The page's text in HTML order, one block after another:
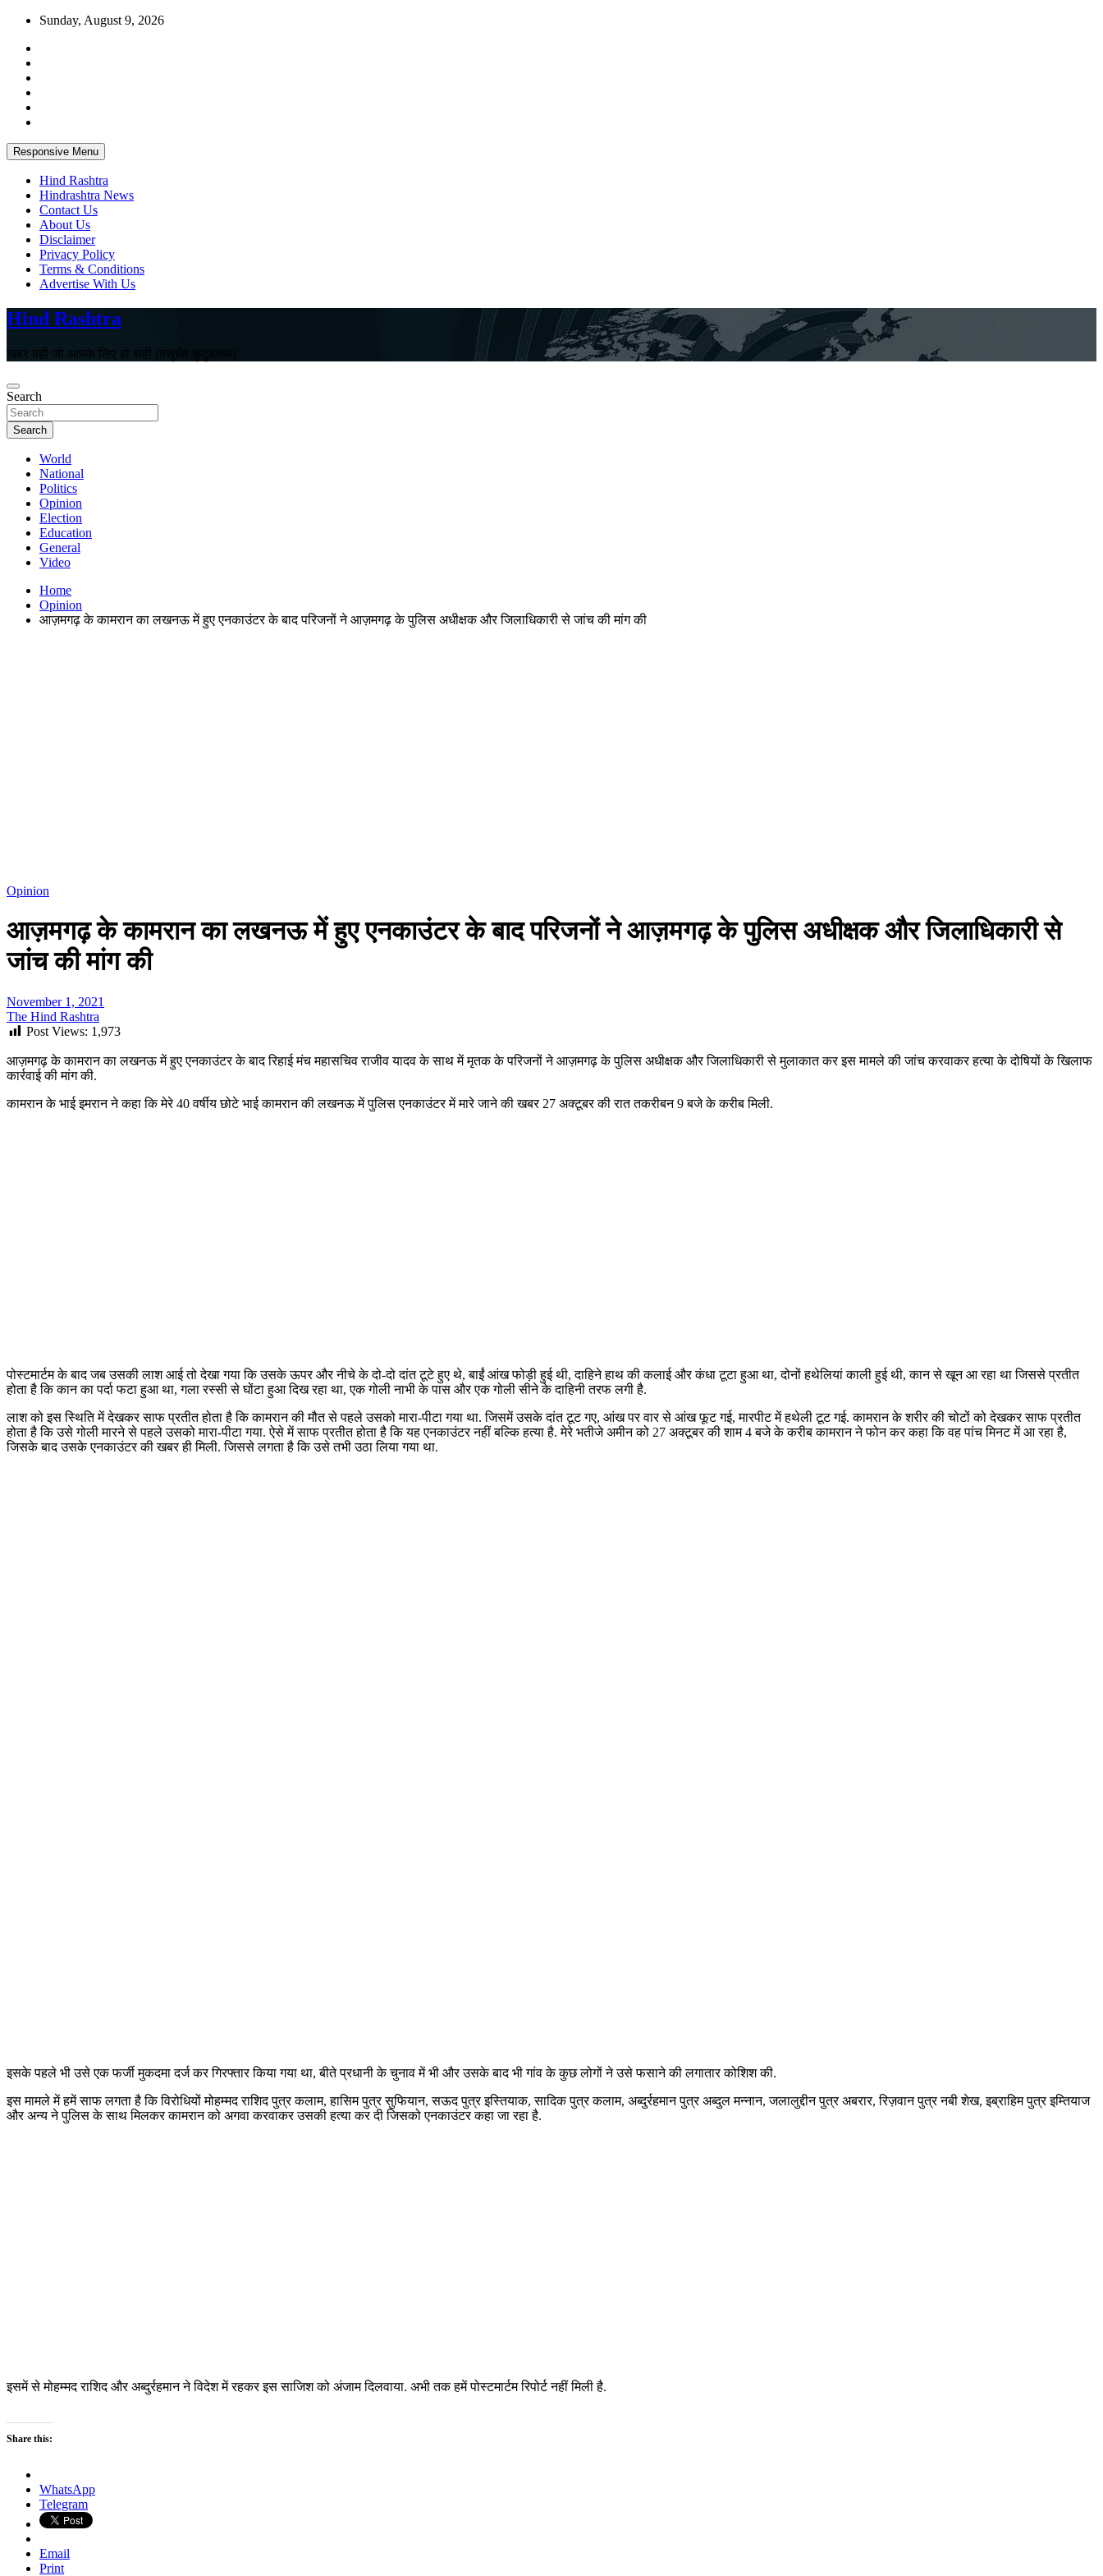
Skip
content
Sunday, August 9, 2026
Responsive Menu
Hind Rashtra
Hindrashtra News
Contact Us
About Us
Disclaimer
Privacy Policy
Terms & Conditions
Advertise With Us
Hind Rashtra
खबर वही जो आपके लिए हो सही (वसुधैव कुटुंबकम)
Search
Search
World
National
Politics
Opinion
Election
Education
General
Video
Home
Opinion
आज़मगढ़ के कामरान का लखनऊ में हुए एनकाउंटर के बाद परिजनों ने आज़मगढ़ के पुलिस अधीक्षक और जिलाधिकारी से जांच की मांग की
Opinion
आज़मगढ़ के कामरान का लखनऊ में हुए एनकाउंटर के बाद परिजनों ने आज़मगढ़ के पुलिस अधीक्षक और जिलाधिकारी से
जांच की मांग की
November 1, 2021
The Hind Rashtra
Post Views: 1,973
आज़मगढ़ के कामरान का लखनऊ में हुए एनकाउंटर के बाद रिहाई मंच महासचिव राजीव यादव के साथ में मृतक के परिजनों ने आज़मगढ़ के पुलिस अधीक्षक और जिलाधिकारी से मुलाकात कर इस मामले की जांच करवाकर हत्या के दोषियों के खिलाफ
कार्रवाई की मांग की.
कामरान के भाई इमरान ने कहा कि मेरे 40 वर्षीय छोटे भाई कामरान की लखनऊ में पुलिस एनकाउंटर में मारे जाने की खबर 27 अक्टूबर की रात तकरीबन 9 बजे के करीब मिली.
पोस्टमार्टम के बाद जब उसकी लाश आई तो देखा गया कि उसके ऊपर और नीचे के दो-दो दांत टूटे हुए थे, बाईं आंख फोड़ी हुई थी, दाहिने हाथ की कलाई और कंधा टूटा हुआ था, दोनों हथेलियां काली हुई थी, कान से खून आ रहा था जिससे प्रतीत
होता है कि कान का पर्दा फटा हुआ था, गला रस्सी से घोंटा हुआ दिख रहा था, एक गोली नाभी के पास और एक गोली सीने के दाहिनी तरफ लगी है.
लाश को इस स्थिति में देखकर साफ प्रतीत होता है कि कामरान की मौत से पहले उसको मारा-पीटा गया था. जिसमें उसके दांत टूट गए, आंख पर वार से आंख फूट गई, मारपीट में हथेली टूट गई. कामरान के शरीर की चोटों को देखकर साफ प्रतीत
होता है कि उसे गोली मारने से पहले उसको मारा-पीटा गया. ऐसे में साफ प्रतीत होता है कि यह एनकाउंटर नहीं बल्कि हत्या है. मेरे भतीजे अमीन को 27 अक्टूबर की शाम 4 बजे के करीब कामरान ने फोन कर कहा कि वह पांच मिनट में आ रहा है,
जिसके बाद उसके एनकाउंटर की खबर ही मिली. जिससे लगता है कि उसे तभी उठा लिया गया था.
इसके पहले भी उसे एक फर्जी मुकदमा दर्ज कर गिरफ्तार किया गया था, बीते प्रधानी के चुनाव में भी और उसके बाद भी गांव के कुछ लोगों ने उसे फसाने की लगातार कोशिश की.
इस मामले में हमें साफ लगता है कि विरोधियों मोहम्मद राशिद पुत्र कलाम, हासिम पुत्र सुफियान, सऊद पुत्र इस्तियाक, सादिक पुत्र कलाम, अब्दुर्रहमान पुत्र अब्दुल मन्नान, जलालुद्दीन पुत्र अबरार, रिज़वान पुत्र नबी शेख, इब्राहिम पुत्र इम्तियाज
और अन्य ने पुलिस के साथ मिलकर कामरान को अगवा करवाकर उसकी हत्या कर दी जिसको एनकाउंटर कहा जा रहा है.
इसमें से मोहम्मद राशिद और अब्दुर्रहमान ने विदेश में रहकर इस साजिश को अंजाम दिलवाया. अभी तक हमें पोस्टमार्टम रिपोर्ट नहीं मिली है.
Share this:
WhatsApp
Telegram
Email
Print